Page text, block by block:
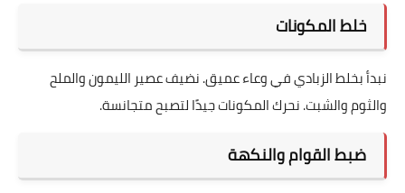
خلط المكونات
نبدأ بخلط الزبادي في وعاء عميق. نضيف عصير الليمون والملح
والثوم والشبت. نحرك المكونات جيدًا لتصبح متجانسة.
ضبط القوام والنكهة